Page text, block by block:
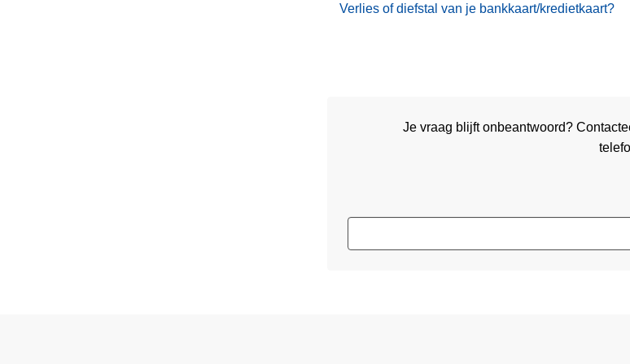
Verlies of diefstal van je bankkaart/kredietkaart?
Je vraag blijft onbeantwoord?